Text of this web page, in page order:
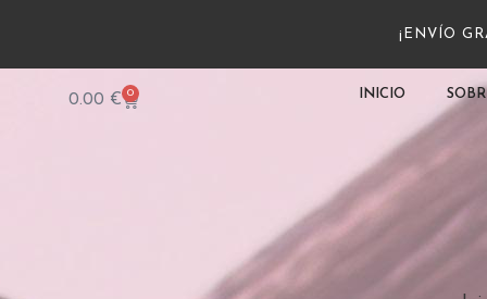
¡ENVÍO
0.00 € 0 INICIO